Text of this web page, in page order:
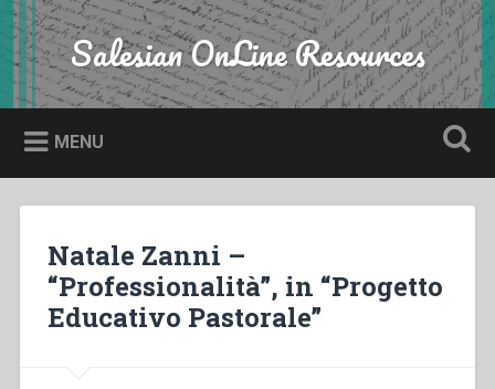
Skip
to
content
Search Salesian OnLine Resources
MENU
Natale Zanni –
“Professionalità”, in “Progetto
Educativo Pastorale”